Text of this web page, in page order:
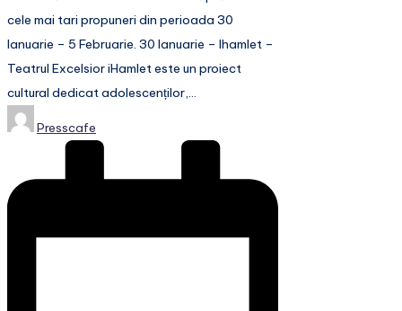
cele mai tari propuneri din perioada 30
Ianuarie – 5 Februarie. 30 Ianuarie – Ihamlet –
Teatrul Excelsior iHamlet este un proiect
cultural dedicat adolescenților,…
Posted
Presscafe